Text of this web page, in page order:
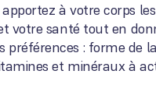
apportez à votre corps
votre santé tout en
préférences : forme de
et minéraux à